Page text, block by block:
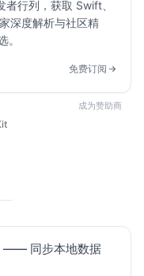
行列，获取 Swift、
深度解析与社区精
。
免费订阅
成为赞助商
—— 同步本地数据